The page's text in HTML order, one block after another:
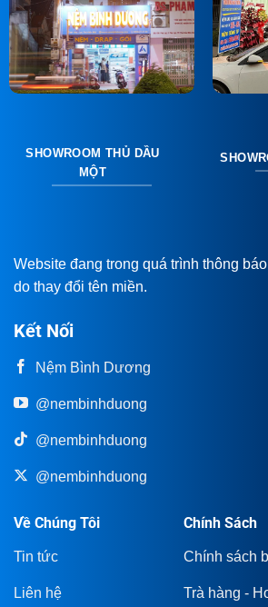
SHOWROOM THỦ DẦU
MỘT
Website đang trong quá trình thông
do thay đổi tên miền.
Kết Nối
Nệm Bình Dương
@nembinhduong
@nembinhduong
@nembinhduong
Về Chúng Tôi
Tin tức
Liên hệ
Chính Sách
Chính sách
Trà hàng -